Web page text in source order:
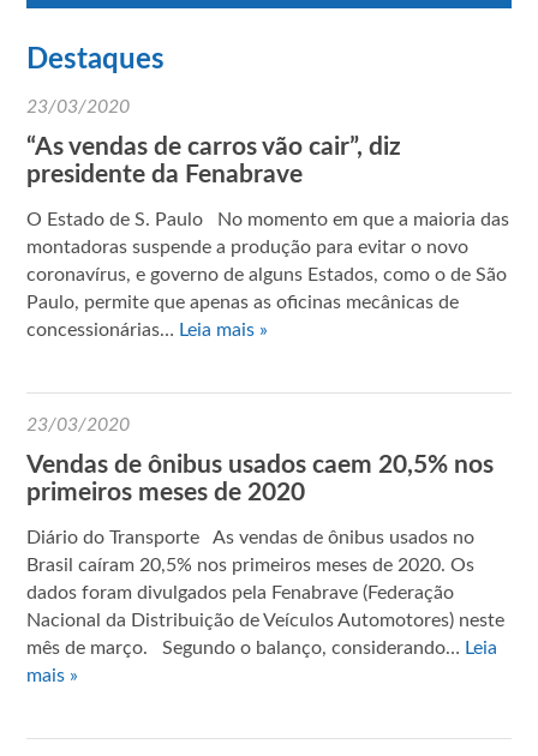
Destaques
23/03/2020
“As vendas de carros vão cair”, diz
presidente da Fenabrave
O Estado de S. Paulo No momento em que a maioria das
montadoras suspende a produção para evitar o novo
coronavírus, e governo de alguns Estados, como o de São
Paulo, permite que apenas as oficinas mecânicas de
concessionárias… Leia mais »
23/03/2020
Vendas de ônibus usados caem 20,5% nos
primeiros meses de 2020
Diário do Transporte As vendas de ônibus usados no
Brasil caíram 20,5% nos primeiros meses de 2020. Os
dados foram divulgados pela Fenabrave (Federação
Nacional da Distribuição de Veículos Automotores) neste
mês de março. Segundo o balanço, considerando… Leia
mais »